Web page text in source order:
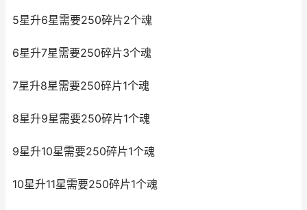
5星升6星需要250碎片2个魂
6星升7星需要250碎片3个魂
7星升8星需要250碎片1个魂
8星升9星需要250碎片1个魂
9星升10星需要250碎片1个魂
10星升11星需要250碎片1个魂